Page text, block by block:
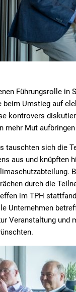
Führungsrolle in
beim Umstieg auf
kontrovers
mehr Mut
tauschten sich die
aus und knüpften
durch die
im TPH
Unternehmen
Veranstaltung und